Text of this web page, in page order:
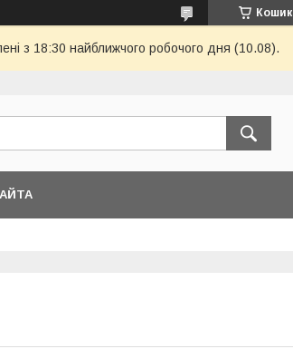
Кошик
з 18:30 найближчого робочого дня (10.08).